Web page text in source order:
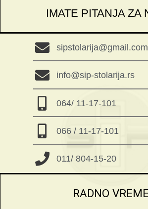
IMATE PITANJA ZA
sipstolarija@gmail.com
info@sip-stolarija.rs
064/ 11-17-101
066 / 11-17-101
011/ 804-15-20
RADNO VREME